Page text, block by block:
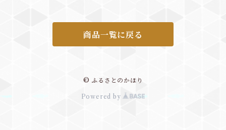
商品一覧に戻る
© ふるさとのかほり
Powered by